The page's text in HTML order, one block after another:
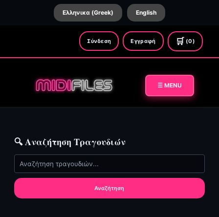
Ελληνικα (Greek) English
Σύνδεση Εγγραφή 🛒 (0)
☰ MENU
🔍 Αναζήτηση Τραγουδιών
Αναζήτηση